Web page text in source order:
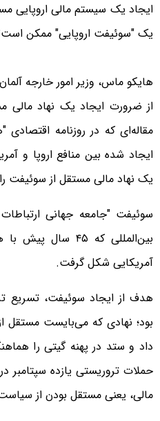
ایجاد یک سیستم مالی اروپایی
یک "سوئیفت اروپایی" ممکن
از ضرورت ایجاد یک نهاد
مقاله‌ای که در روزنامه اقتصادی
ایجاد شده بین منافع اروپا و
یک نهاد مالی مستقل از سوئیفت
سوئیفت "جامعه جهانی
بین‌المللی که ۴۵
آمریکایی شکل گرفت.
هدف از ایجاد سوئیفت، تسریع
بود؛ نهادی که می‌بایست
داد و ستد در پهنه گیتی را
حملات تروریستی یازده سپتامبر
مالی، یعنی مستقل بودن از